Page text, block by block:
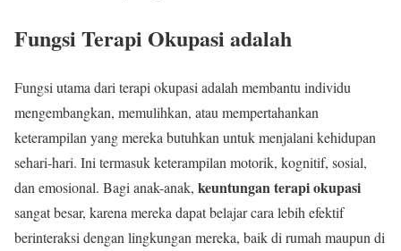
Fungsi Terapi Okupasi adalah
Fungsi utama dari terapi okupasi adalah membantu individu
mengembangkan, memulihkan, atau mempertahankan
keterampilan yang mereka butuhkan untuk menjalani kehidupan
sehari-hari. Ini termasuk keterampilan motorik, kognitif, sosial,
dan emosional. Bagi anak-anak, keuntungan terapi okupasi
sangat besar, karena mereka dapat belajar cara lebih efektif
berinteraksi dengan lingkungan mereka, baik di rumah maupun di